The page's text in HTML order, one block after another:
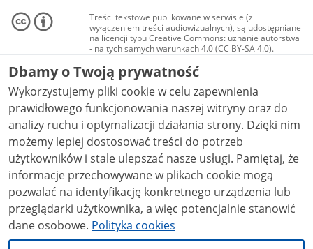
Treści tekstowe publikowane w serwisie (z
wyłączeniem treści audiowizualnych), są udostępniane
na licencji typu Creative Commons: uznanie autorstwa
- na tych samych warunkach 4.0 (CC BY-SA 4.0).
Materiały audiowizualne, w tym zdjęcia, materiały
audio i wideo, są udostępniane na licencji typu
Creative Commons: uznanie autorstwa użycie
niekomercyjne - bez utworów zależnych 4.0 (CC BY-
NC-ND 4.0), o ile nie jest to stwierdzone inaczej.
Dbamy o Twoją prywatność
Wykorzystujemy pliki cookie w celu zapewnienia
prawidłowego funkcjonowania naszej witryny oraz do
analizy ruchu i optymalizacji działania strony. Dzięki nim
możemy lepiej dostosować treści do potrzeb
użytkowników i stale ulepszać nasze usługi. Pamiętaj, że
informacje przechowywane w plikach cookie mogą
pozwalać na identyfikację konkretnego urządzenia lub
przeglądarki użytkownika, a więc potencjalnie stanowić
dane osobowe. Polityka cookies